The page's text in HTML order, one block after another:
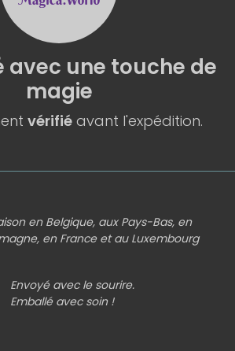
avec une touche de
magie
vérifiéavant l'expédition.
en Belgique, aux Pays-Bas, en
en France et au Luxembourg
Envoyé avec le sourire.
Emballé avec soin !